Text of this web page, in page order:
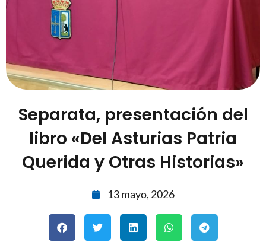
Separata, presentación del
libro «Del Asturias Patria
Querida y Otras Historias»
13 mayo, 2026